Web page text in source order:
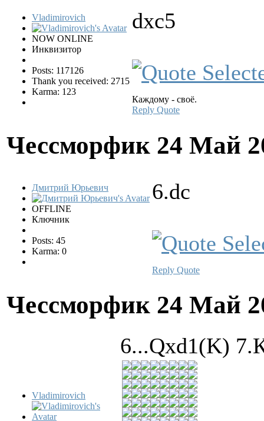
Vladimirovich
NOW ONLINE
Инквизитор
Posts: 117126
Thank you received: 2715
Karma: 123
dxc5
Каждому - своё.
Reply Quote
Чессморфик 24 Май
Дмитрий Юрьевич
OFFLINE
Ключник
Posts: 45
Karma: 0
6.dc
Reply Quote
Чессморфик 24 Май
Vladimirovich
6...Qxd1(K)